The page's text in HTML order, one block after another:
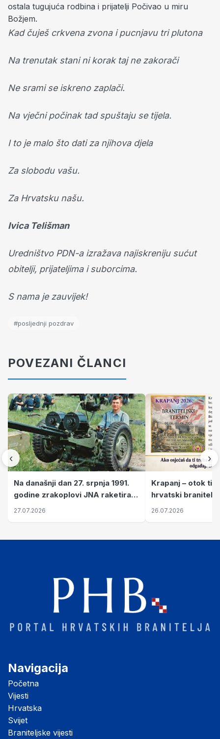
ostala tugujuća rodbina i prijatelji Počivao u miru
Božjem.
Kad čuješ crkvena zvona i pucnjavu tri plutona
Na trenutak stani ni korak taj ne zakorači
Ne srami se iskreno zaplači.
Na vječni počinak tad spuštaju se tijela.
I to je malo što dati za njihova djela
Za slobodu vašu.
Za Hrvatsku našu.
Ivica Telišman
Uredništvo PDN-a izražava najiskreniju sućut
obitelji, prijateljima i suborcima.
S nama je zauvijek!
#posljednji pozdrav
POVEZANI ČLANCI
‹
Na današnji dan 27. srpnja 1991.
godine zrakoplovi JNA raketirali
su vojarnu i obučni centar "Nikola
27.07.2026
Krapanj – otok
hrvatski branitelji
pronalaze mir
26.07.2026
›
Navigacija
Početna
Vijesti
Hrvatska
Svijet
Braniteljske vijesti